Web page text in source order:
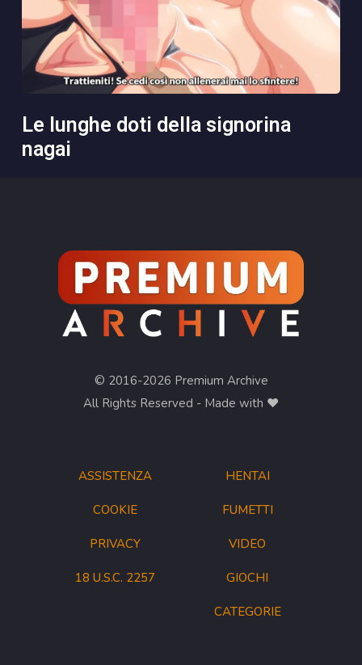
le lunghe doti della signorina
nagai
ASSISTENZA
COOKIE
PRIVACY
18 U.S.C. 2257
© 2016-2026 Premium Archive
All Rights Reserved - Made with ❤︎
HENTAI
FUMETTI
VIDEO
GIOCHI
CATEGORIE